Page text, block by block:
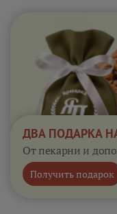
ДВА ПОДАРКА
От пекарни и
Получить подарок